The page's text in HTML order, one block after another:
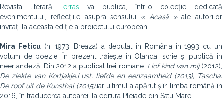
Revista literară Terras va publica, într-o colecție dedicată
evenimentului, reflecțiile asupra sensului « Acasă »ale autorilor
invitați la aceasta ediție a proiectului european.
Mira Feticu(n. 1973, Breaza) a debutat în România în 1993 cu un
volum de poezie. În prezent trăiește în Olanda, scrie și publică în
neerlandeză. Din 2012 a publicat trei romane: Lief kind van mij(2012),
De ziekte van Kortjakje.Lust, liefde en eenzaamheid (2013), Tascha.
De roof uit de Kunsthal (2015),iar ultimul a apărut șiîn limba română în
2016, în traducerea autoarei, la editura Pleiade din Satu Mare.